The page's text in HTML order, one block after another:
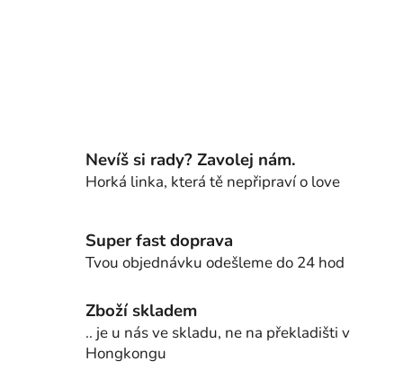
Nevíš si rady? Zavolej nám.
Horká linka, která tě nepřipraví o love
Super fast doprava
Tvou objednávku odešleme do 24 hod
Zboží skladem
.. je u nás ve skladu, ne na překladišti v
Hongkongu